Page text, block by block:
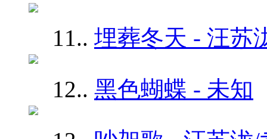
11.. 埋葬冬天 - 汪苏
12.. 黑色蝴蝶 - 未知